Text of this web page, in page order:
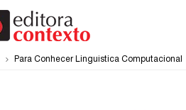
Para Conhecer Linguística Computacional